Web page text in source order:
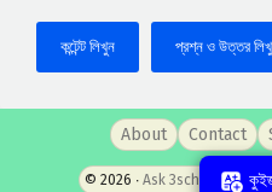
কন্টেন্ট লিখুন প্রশ্ন ও উত্তর
About Contact
© 2026 ‧ Ask 3schools-